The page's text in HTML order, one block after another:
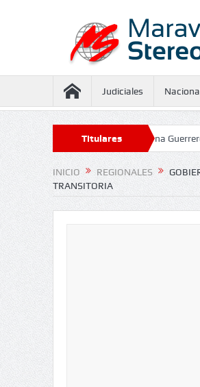
Judiciales
Titulares
contra Juliana Guerrero y Luis
INICIO REGIONALES
TRANSITORIA